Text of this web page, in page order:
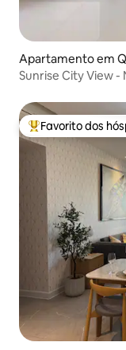
Apartamento em
Sunrise City View -
Favoritos dos
Favorito dos